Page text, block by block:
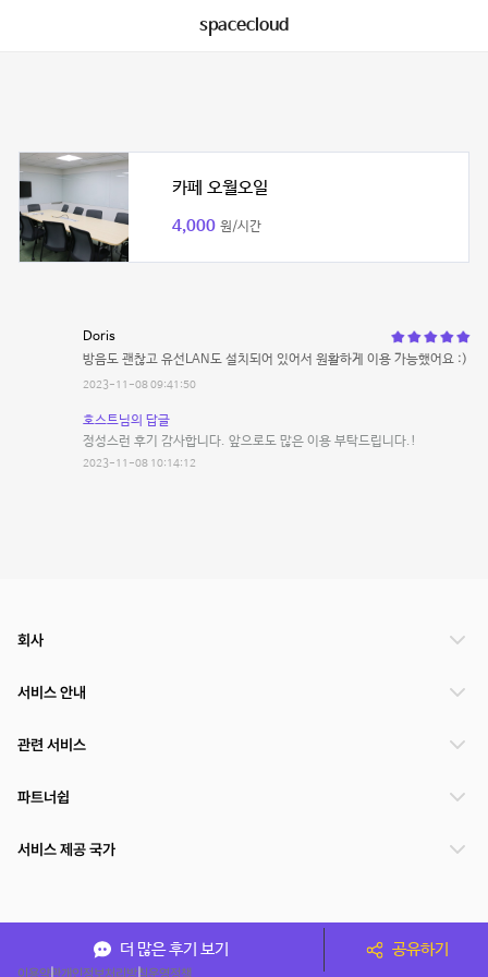
spacecloud
카페 오월오일
4,000 원/시간
Doris
방음도 괜찮고 유선LAN도 설치되어 있어서 원활하게 이용 가능했어요 :)
2023-11-08 09:41:50
호스트님의 답글
정성스런 후기 감사합니다. 앞으로도 많은 이용 부탁드립니다.!
2023-11-08 10:14:12
더 많은 후기 보기 공유하기
회사
서비스 안내
관련 서비스
파트너쉽
서비스 제공 국가
이용약관개인정보처리방침운영정책